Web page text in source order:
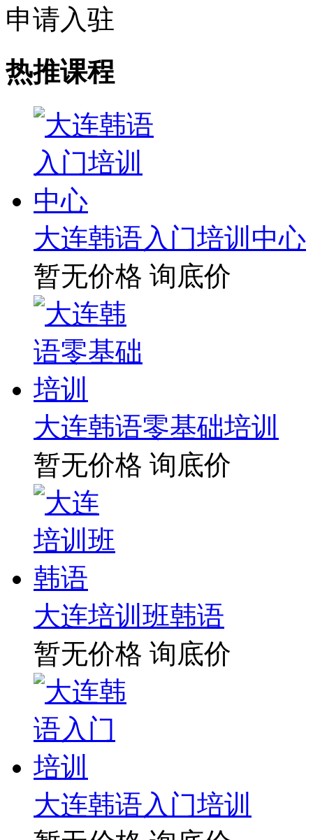
申请入驻
热推课程
大连韩语入门培训中心
暂无价格 询底价
大连韩语零基础培训
暂无价格 询底价
大连培训班韩语
暂无价格 询底价
大连韩语入门培训